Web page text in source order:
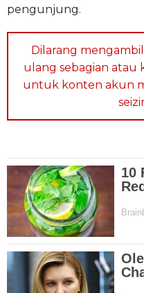
pengunjung.
Dilarang
ulang sebagian atau
untuk konten akun